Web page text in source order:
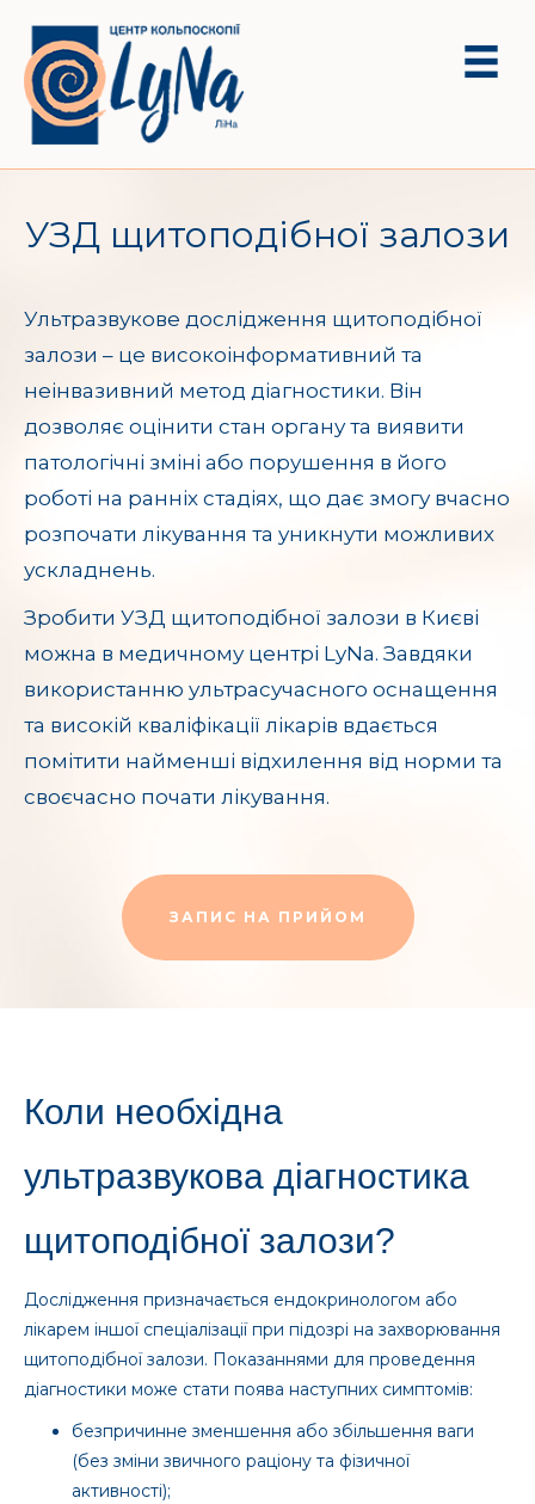
УЗД щитоподібної залози
Ультразвукове дослідження щитоподібної
залози – це високоінформативний та
неінвазивний метод діагностики. Він
дозволяє оцінити стан органу та виявити
патологічні зміні або порушення в його
роботі на ранніх стадіях, що дає змогу вчасно
розпочати лікування та уникнути можливих
ускладнень.
Зробити УЗД щитоподібної залози в Києві
можна в медичному центрі LyNa. Завдяки
використанню ультрасучасного оснащення
та високій кваліфікації лікарів вдається
помітити найменші відхилення від норми та
своєчасно почати лікування.
ЗАПИС НА ПРИЙОМ
Коли необхідна
ультразвукова діагностика
щитоподібної залози?
Дослідження призначається ендокринологом або
лікарем іншої спеціалізації при підозрі на захворювання
щитоподібної залози. Показаннями для проведення
діагностики може стати поява наступних симптомів:
безпричинне зменшення або збільшення ваги
(без зміни звичного раціону та фізичної
активності);